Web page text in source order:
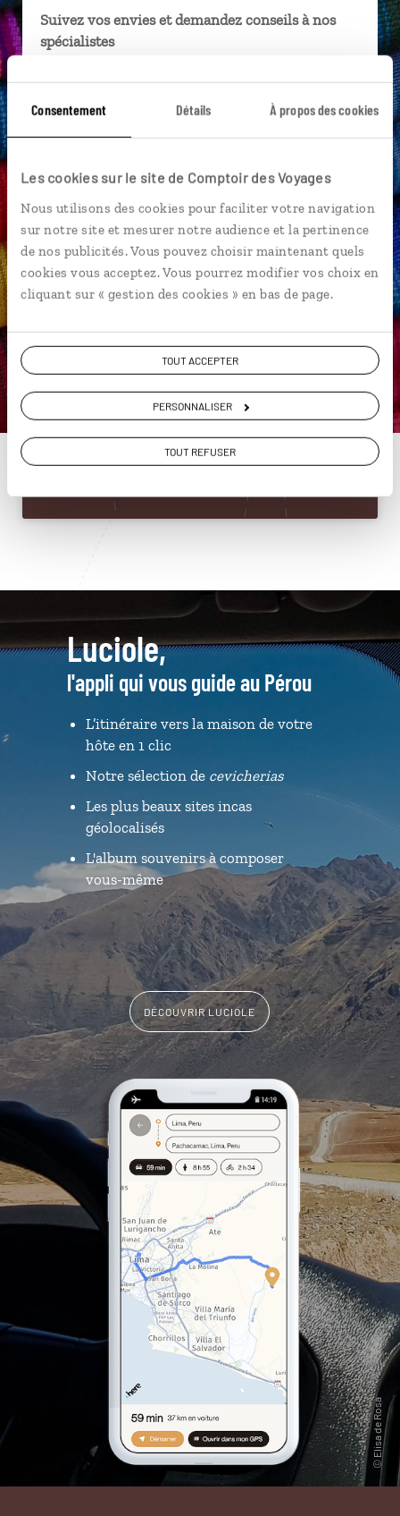
Consentement Détails À propos des cookies
Les cookies sur le site de Comptoir des Voyages
Nous utilisons des cookies pour faciliter votre navigation
sur notre site et mesurer notre audience et la pertinence
de nos publicités. Vous pouvez choisir maintenant quels
cookies vous acceptez. Vous pourrez modifier vos choix en
cliquant sur « gestion des cookies » en bas de page.
TOUT ACCEPTER
PERSONNALISER
TOUT REFUSER
Suivez vos envies et demandez conseils à nos
spécialistes
Ils sauront organiser votre itinéraire au plus
près de vos envies et de la réalité du pays.
Échangez en face à face ou depuis nos studios
téléphone.
Vous gardez le même interlocuteur avant,
pendant et après votre voyage.
ou
Construisez votre voyage avec un spécialiste Pérou
01 86 95 65 48
Luciole,
l'appli qui vous guide au Pérou
L’itinéraire vers la maison de votre
hôte en 1 clic
Notre sélection de cevicherias
Les plus beaux sites incas
géolocalisés
L'album souvenirs à composer
vous-même
DÉCOUVRIR LUCIOLE